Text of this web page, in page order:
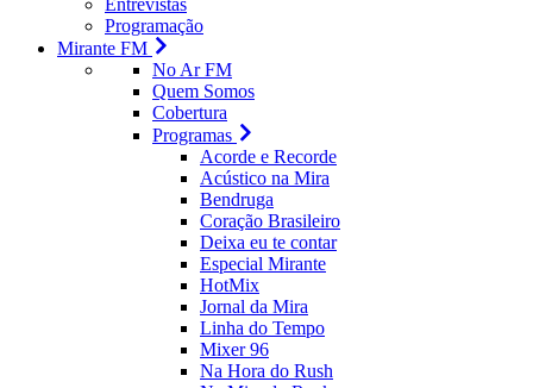
Entrevistas
Programação
Mirante FM
No Ar FM
Quem Somos
Cobertura
Programas
Acorde e Recorde
Acústico na Mira
Bendruga
Coração Brasileiro
Deixa eu te contar
Especial Mirante
HotMix
Jornal da Mira
Linha do Tempo
Mixer 96
Na Hora do Rush